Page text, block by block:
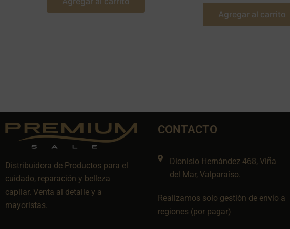
Agregar al carrito
Distribuidora de Productos para el
cuidado, reparación y belleza
capilar. Venta al detalle y a
mayoristas.
CONTACTO
Dionisio Hernández 468, Viña
del Mar, Valparaíso.
Realizamos solo gestión de envío a
regiones (por pagar)